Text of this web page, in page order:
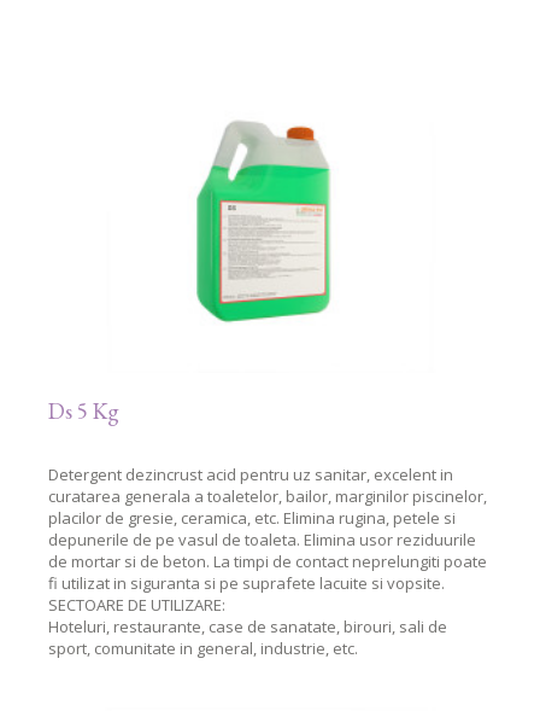
Ds 5 Kg
Detergent dezincrust acid pentru uz sanitar, excelent in
curatarea generala a toaletelor, bailor, marginilor piscinelor,
placilor de gresie, ceramica, etc. Elimina rugina, petele si
depunerile de pe vasul de toaleta. Elimina usor reziduurile
de mortar si de beton. La timpi de contact neprelungiti poate
fi utilizat in siguranta si pe suprafete lacuite si vopsite.
SECTOARE DE UTILIZARE:
Hoteluri, restaurante, case de sanatate, birouri, sali de
sport, comunitate in general, industrie, etc.